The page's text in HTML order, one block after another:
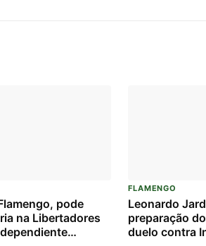
pode
na Libertadores
FLAMENGO
Leonardo
preparação
duelo contra